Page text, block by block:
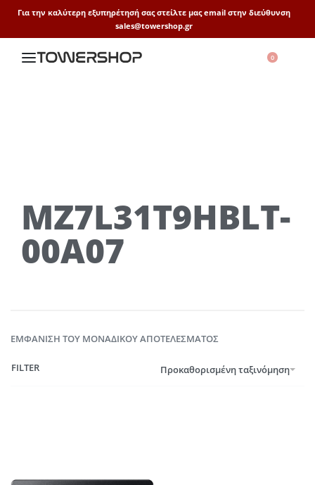
Για την καλύτερη εξυπηρέτησή σας στείλτε μας email στην διεύθυνση
sales@towershop.gr
0
MZ7L31T9HBLT-
00A07
ΕΜΦΆΝΙΣΗ ΤΟΥ ΜΟΝΑΔΙΚΟΎ ΑΠΟΤΕΛΈΣΜΑΤΟΣ
Προκαθορισμένη ταξινόμηση
FILTER